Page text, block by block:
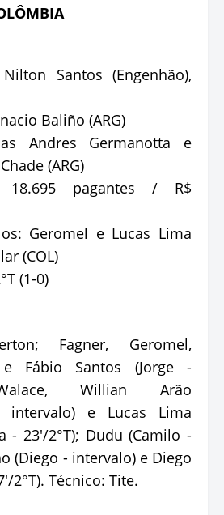
Santos (Engenhão),
Baliño (ARG)
Andres Germanotta e
(ARG)
18.695 pagantes / R$
Geromel e Lucas Lima
(COL)
(1-0)
Fagner, Geromel,
Fábio Santos (Jorge -
Willian Arão
intervalo) e Lucas Lima
- 23'/2°T); Dudu (Camilo -
(Diego - intervalo) e Diego
2°T). Técnico: Tite.